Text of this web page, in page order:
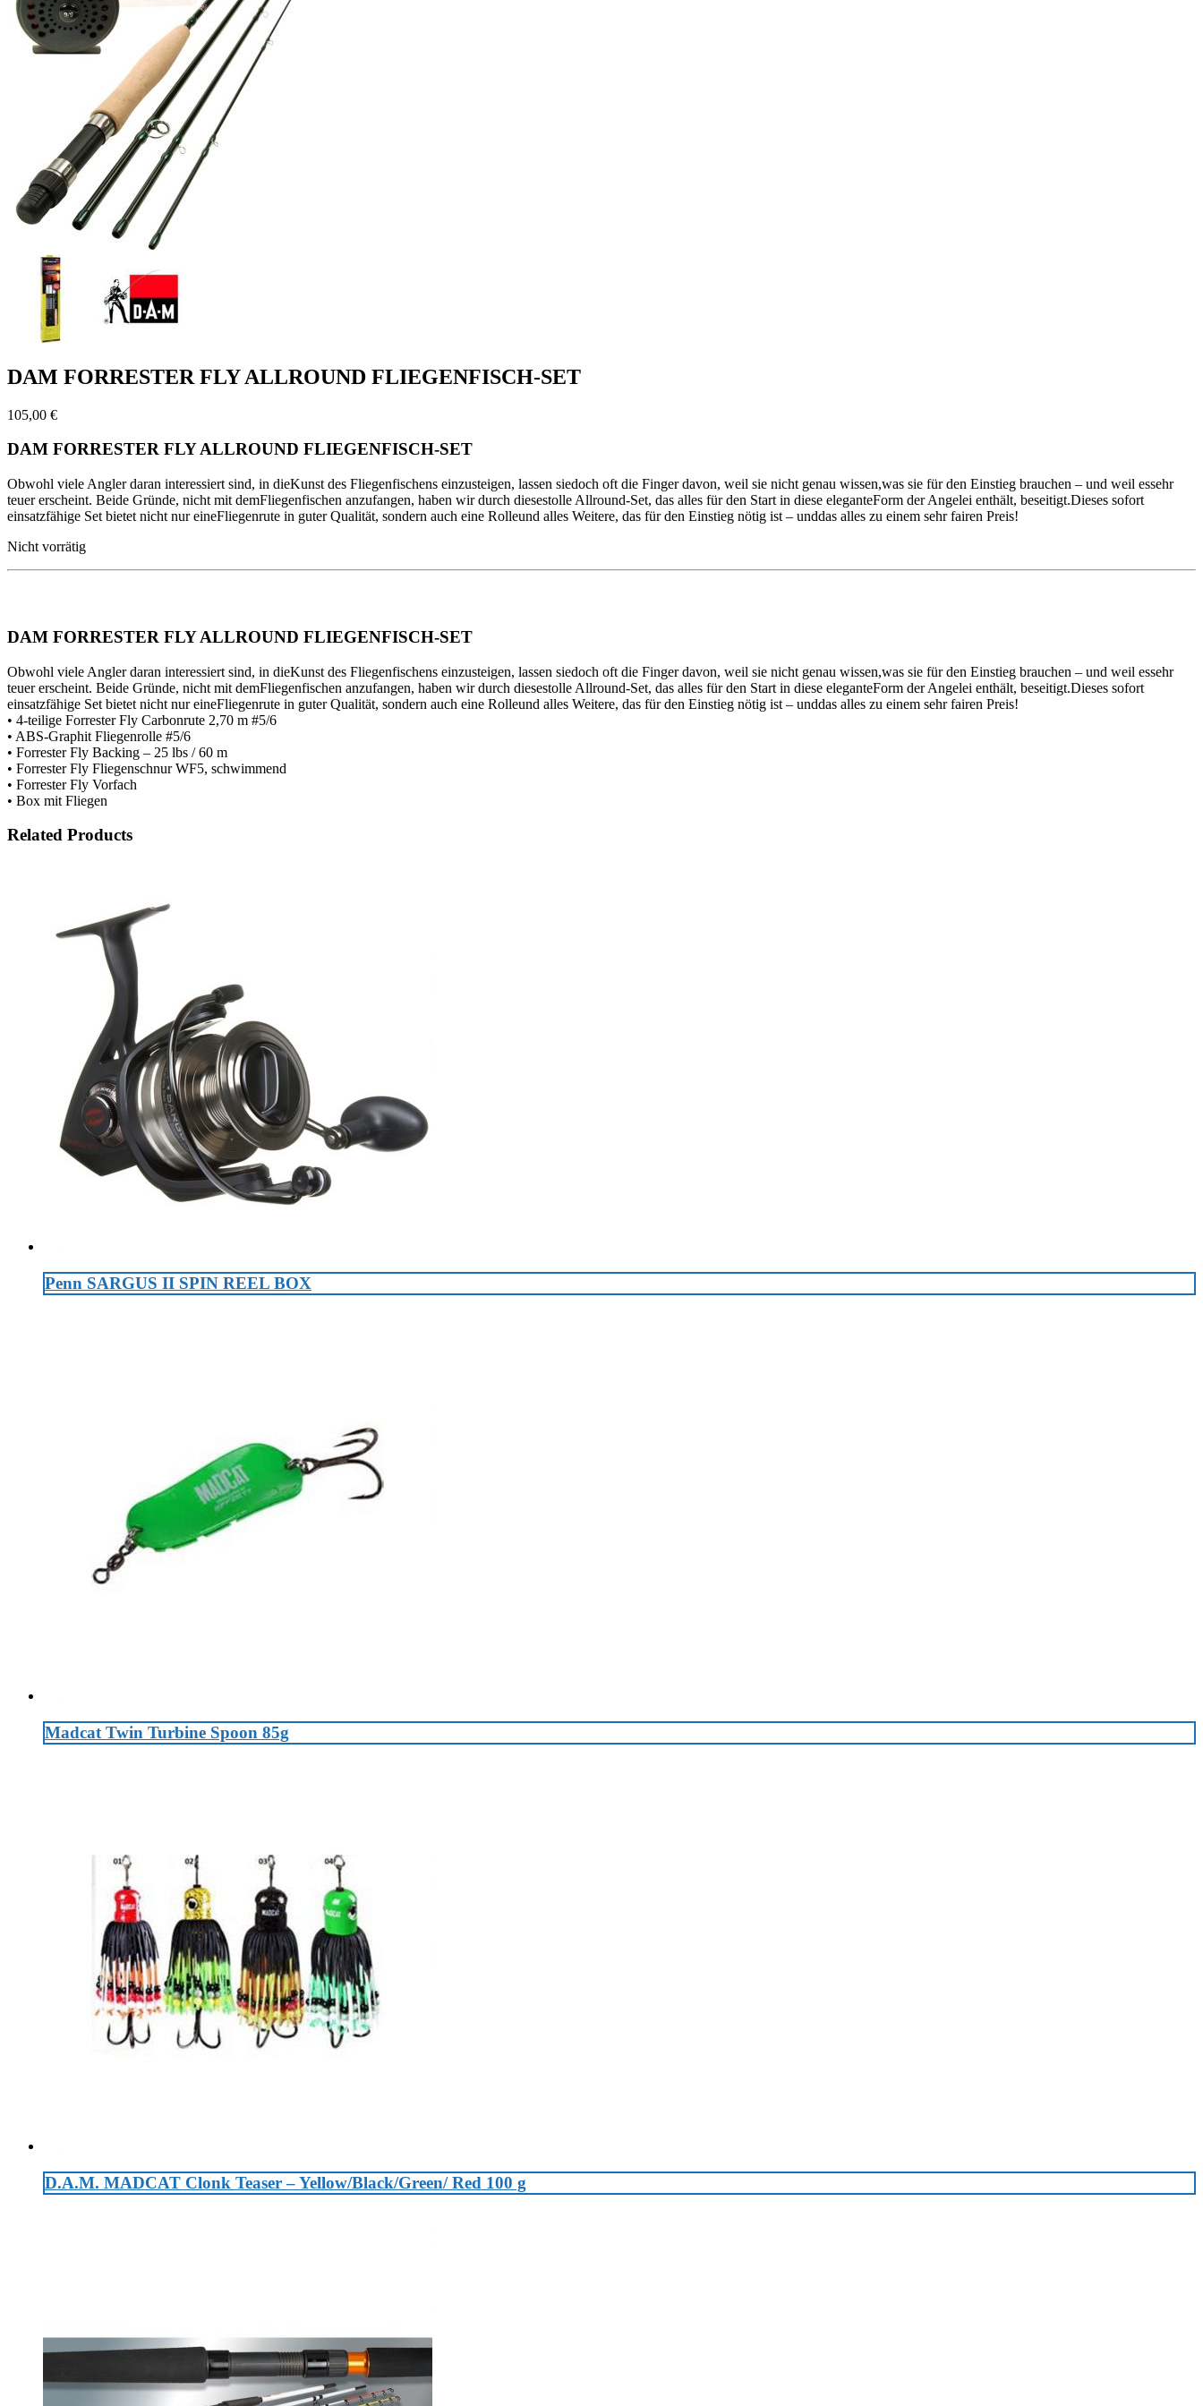
DAM FORRESTER FLY ALLROUND FLIEGENFISCH-SET
105,00 €
DAM FORRESTER FLY ALLROUND FLIEGENFISCH-SET
Obwohl viele Angler daran interessiert sind, in dieKunst des Fliegenfischens einzusteigen, lassen siedoch oft die Finger davon, weil sie nicht genau wissen,was sie für den Einstieg brauchen – und weil essehr
teuer erscheint. Beide Gründe, nicht mit demFliegenfischen anzufangen, haben wir durch diesestolle Allround-Set, das alles für den Start in diese eleganteForm der Angelei enthält, beseitigt.Dieses sofort
einsatzfähige Set bietet nicht nur eineFliegenrute in guter Qualität, sondern auch eine Rolleund alles Weitere, das für den Einstieg nötig ist – unddas alles zu einem sehr fairen Preis!
Nicht vorrätig
DAM FORRESTER FLY ALLROUND FLIEGENFISCH-SET
Obwohl viele Angler daran interessiert sind, in dieKunst des Fliegenfischens einzusteigen, lassen siedoch oft die Finger davon, weil sie nicht genau wissen,was sie für den Einstieg brauchen – und weil essehr
teuer erscheint. Beide Gründe, nicht mit demFliegenfischen anzufangen, haben wir durch diesestolle Allround-Set, das alles für den Start in diese eleganteForm der Angelei enthält, beseitigt.Dieses sofort
einsatzfähige Set bietet nicht nur eineFliegenrute in guter Qualität, sondern auch eine Rolleund alles Weitere, das für den Einstieg nötig ist – unddas alles zu einem sehr fairen Preis!
• 4-teilige Forrester Fly Carbonrute 2,70 m #5/6
• ABS-Graphit Fliegenrolle #5/6
• Forrester Fly Backing – 25 lbs / 60 m
• Forrester Fly Fliegenschnur WF5, schwimmend
• Forrester Fly Vorfach
• Box mit Fliegen
Related Products
Penn SARGUS II SPIN REEL BOX
Madcat Twin Turbine Spoon 85g
D.A.M. MADCAT Clonk Teaser – Yellow/Black/Green/ Red 100 g